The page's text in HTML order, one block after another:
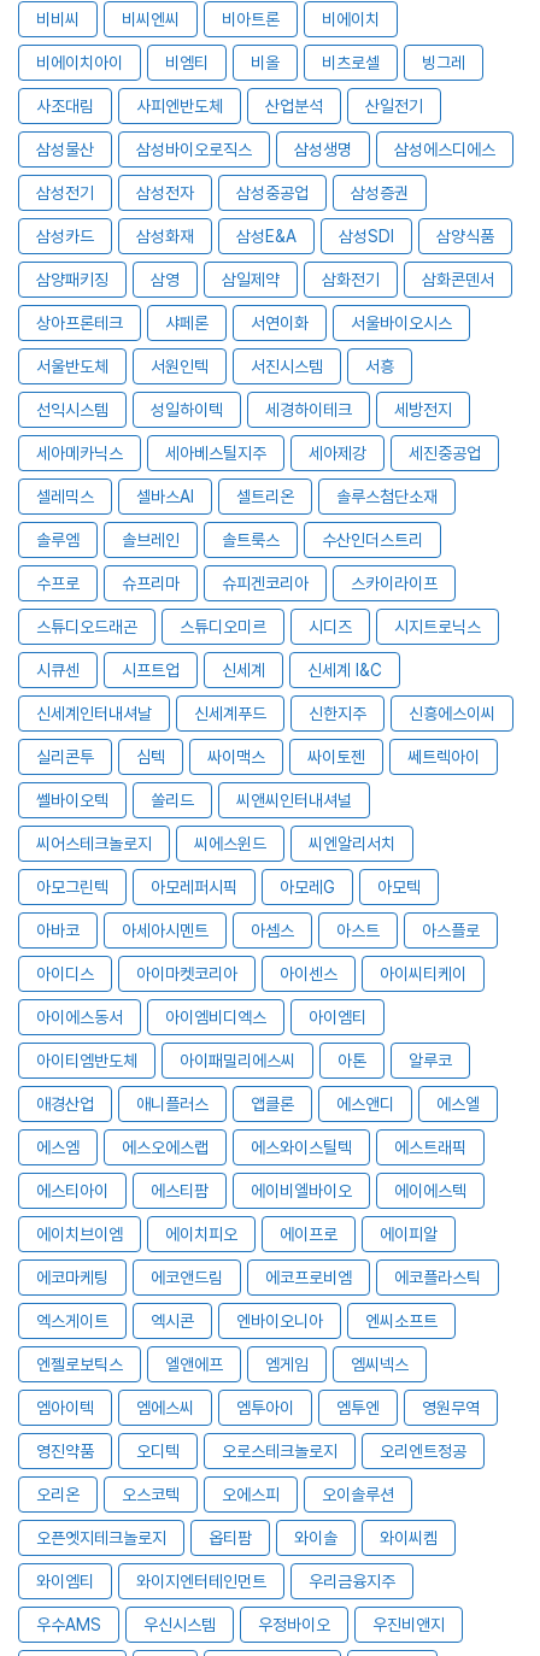
비비씨 비씨엔씨 비아트론 비에이치
비에이치아이 비엠티 비올 비츠로셀 빙그레
사조대림 사피엔반도체 산업분석 산일전기
삼성물산 삼성바이오로직스 삼성생명 삼성에스디에스
삼성전기 삼성전자 삼성중공업 삼성증권
삼성카드 삼성화재 삼성E&A 삼성SDI 삼양식품
삼양패키징 삼영 삼일제약 삼화전기 삼화콘덴서
상아프론테크 샤페론 서연이화 서울바이오시스
서울반도체 서원인텍 서진시스템 서흥
선익시스템 성일하이텍 세경하이테크 세방전지
세아메카닉스 세아베스틸지주 세아제강 세진중공업
셀레믹스 셀바스AI 셀트리온 솔루스첨단소재
솔루엠 솔브레인 솔트룩스 수산인더스트리
수프로 슈프리마 슈피겐코리아 스카이라이프
스튜디오드래곤 스튜디오미르 시디즈 시지트로닉스
시큐센 시프트업 신세계 신세계 I&C
신세계인터내셔날 신세계푸드 신한지주 신흥에스이씨
실리콘투 심텍 싸이맥스 싸이토젠 쎄트렉아이
쎌바이오텍 쏠리드 씨앤씨인터내셔널
씨어스테크놀로지 씨에스윈드 씨엔알리서치
아모그린텍 아모레퍼시픽 아모레G 아모텍
아바코 아세아시멘트 아셈스 아스트 아스플로
아이디스 아이마켓코리아 아이센스 아이씨티케이
아이에스동서 아이엠비디엑스 아이엠티
아이티엠반도체 아이패밀리에스씨 아톤 알루코
애경산업 애니플러스 앱클론 에스앤디 에스엘
에스엠 에스오에스랩 에스와이스틸텍 에스트래픽
에스티아이 에스티팜 에이비엘바이오 에이에스텍
에이치브이엠 에이치피오 에이프로 에이피알
에코마케팅 에코앤드림 에코프로비엠 에코플라스틱
엑스게이트 엑시콘 엔바이오니아 엔씨소프트
엔젤로보틱스 엘앤에프 엠게임 엠씨넥스
엠아이텍 엠에스씨 엠투아이 엠투엔 영원무역
영진약품 오디텍 오로스테크놀로지 오리엔트정공
오리온 오스코텍 오에스피 오이솔루션
오픈엣지테크놀로지 옵티팜 와이솔 와이씨켐
와이엠티 와이지엔터테인먼트 우리금융지주
우수AMS 우신시스템 우정바이오 우진비앤지